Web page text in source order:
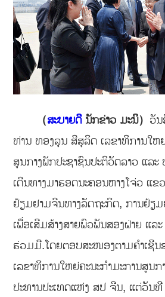
（ສະບາຍດີ ນັກຂ່າວ ມະນິ） ວັ
ທ່ານ ທອງລຸນ ສີສຸລິດ ເລຂາທິການໃຫ
ສູນກາງພັກປະຊາຊົນປະຕິວັດລາວ ແລະ
ເດີນທາງມາຮອດນະຄອນຫາງໂຈ່ວ ແຂ
ຢ້ຽມຢາມຈີນທາງລັດຖະກິດ, ການຢ້ຽ
ເພື່ອເສີມສ້າງສາຍພົວພັນສອງຝ່າຍ ແລ
ຮ່ວມມື.ໂດຍຕອບສະໜອງຕາມຄຳເຊີນ
ເລຂາທິການໃຫຍ່ຄະນະກຳມະການສູນ
ປະທານປະເທດແຫ່ງ ສປ ຈີນ, ແຕ່ວັນ